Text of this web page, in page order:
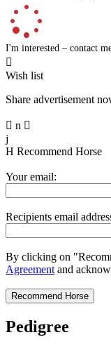
I'm interested – contact

Wish list
Share advertisement
 n 
j
H Recommend Horse
Your email:
Recipients email
By clicking on
Agreement and
Pedigree